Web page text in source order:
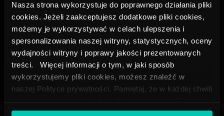
Nasza strona wykorzystuje do poprawnego działania pliki
cookies. Jeżeli zaakceptujesz dodatkowe pliki cookies,
możemy je wykorzystywać w celach ulepszenia i
spersonalizowania naszej witryny, statystycznych, oceny
wydajności witryny i poprawy jakości prezentowanych
treści. Więcej informacji o tym, w jaki sposób
wykorzystujemy pliki cookies, możesz znaleźć w
naszej Polityce prywatności. Pamiętaj, że w każdej chwili
na dole naszej strony.